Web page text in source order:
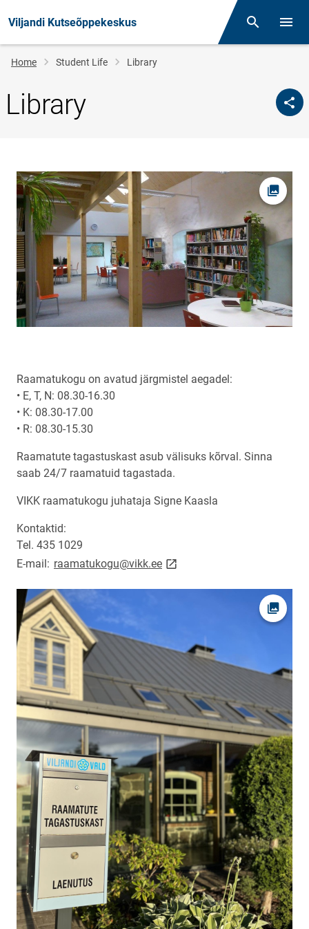
Viljandi Kutseõppekeskus Otsing
Breadcrumb
Home Student Life Library
Library
Open
Raamatukogu on avatud järgmistel aegadel:
• E, T, N: 08.30-16.30
• K: 08.30-17.00
• R: 08.30-15.30
Raamatute tagastuskast asub välisuks kõrval. Sinna
saab 24/7 raamatuid tagastada.
VIKK raamatukogu juhataja Signe Kaasla
Kontaktid:
Tel. 435 1029
E-mail: raamatukogu@vikk.eelink opens on new page
Open